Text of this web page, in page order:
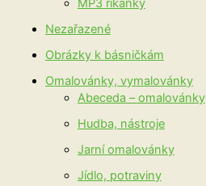
MP3 říkanky
Nezařazené
Obrázky k básničkám
Omalovánky, vymalovánky
Abeceda – omalovánky
Hudba, nástroje
Jarní omalovánky
Jídlo, potraviny